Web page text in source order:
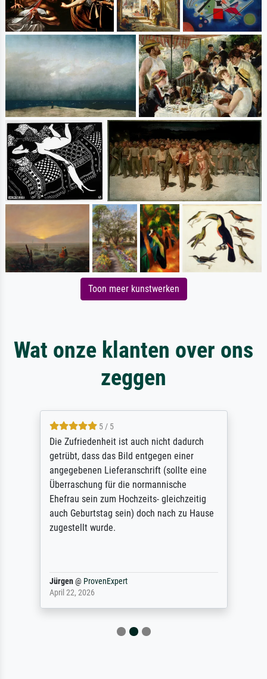
Toon meer kunstwerken
Wat onze klanten over ons
zeggen
5 / 5
Die Zufriedenheit ist auch nicht dadurch
getrübt, dass das Bild entgegen einer
angegebenen Lieferanschrift (sollte eine
Überraschung für die normannische
Ehefrau sein zum Hochzeits- gleichzeitig
auch Geburtstag sein) doch nach zu Hause
zugestellt wurde.
Jürgen@ ProvenExpert
April 22, 2026